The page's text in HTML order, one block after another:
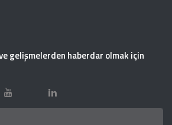
gelişmelerden haberdar olmak için